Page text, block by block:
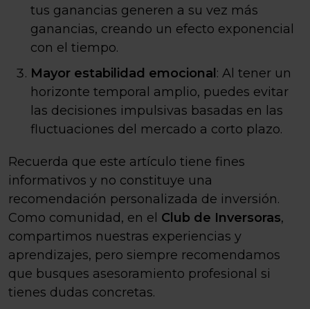
tus ganancias generen a su vez más
ganancias, creando un efecto exponencial
con el tiempo.
Mayor estabilidad emocional : Al tener un
horizonte temporal amplio, puedes evitar
las decisiones impulsivas basadas en las
fluctuaciones del mercado a corto plazo.
Recuerda que este artículo tiene fines
informativos y no constituye una
recomendación personalizada de inversión.
Como comunidad, en el Club de Inversoras,
compartimos nuestras experiencias y
aprendizajes, pero siempre recomendamos
que busques asesoramiento profesional si
tienes dudas concretas.